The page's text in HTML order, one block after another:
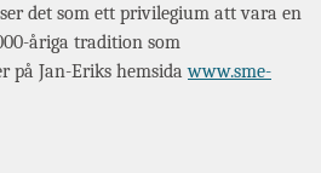
det som ett privilegium att vara en
åriga tradition som
på Jan-Eriks hemsidawww.sme-